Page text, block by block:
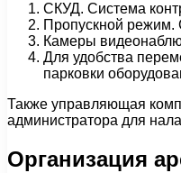
СКУД. Система
Пропускной режим.
Камеры
Для удобства
парковки
Также управляющая
администратора для
Организация